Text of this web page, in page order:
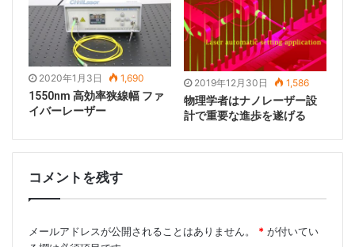
「ナノエクスプレス」の文章をまとめ、「類似グラフェ
何図形のため、三次元形態はコントロールしにくい。」
2020年1月3日 1,690
1550nm 高効率狭線幅 ファ
イバーレーザー
2019年12月30日 1,586
物理学者はナノレーザー設
計で重要な進歩を遂げる
コメントを残す
メールアドレスが公開されることはありません。 * が付いてい